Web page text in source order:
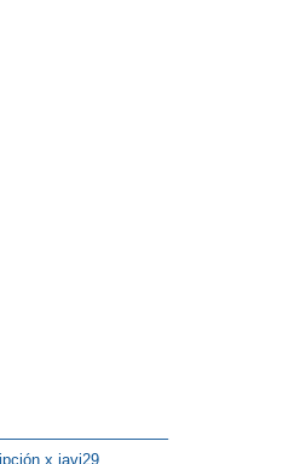
x javi29